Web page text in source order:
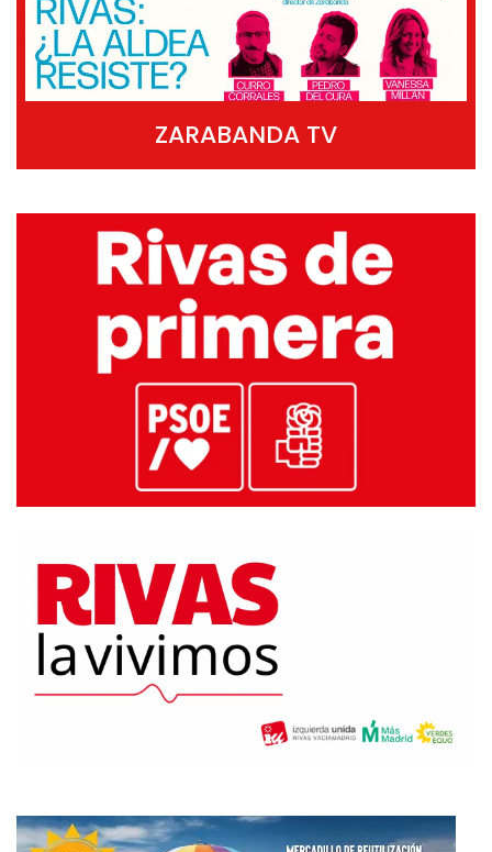
ZARABANDA TV